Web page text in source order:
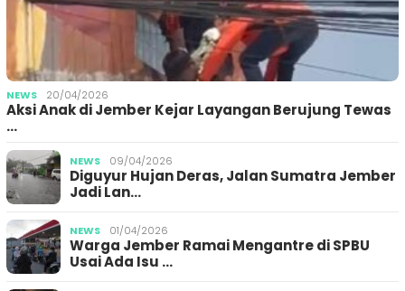
NEWS 20/04/2026
Aksi Anak di Jember Kejar Layangan Berujung Tewas
…
NEWS 09/04/2026
Diguyur Hujan Deras, Jalan Sumatra Jember
Jadi Lan…
NEWS 01/04/2026
Warga Jember Ramai Mengantre di SPBU
Usai Ada Isu …